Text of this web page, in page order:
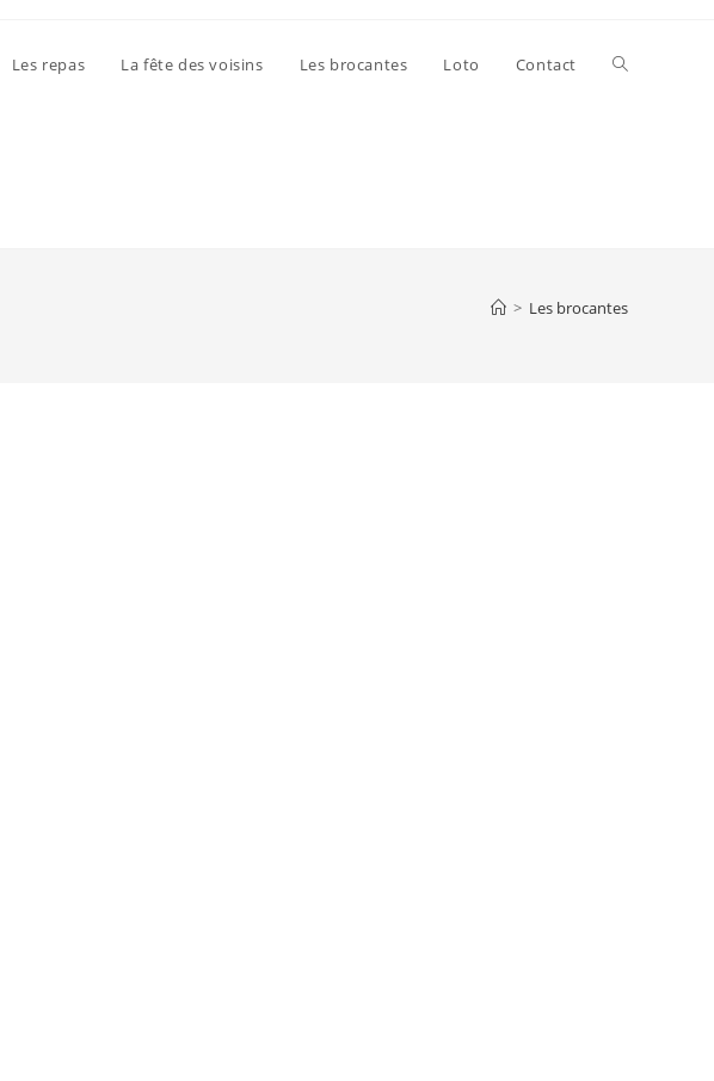
Les repas La fête des voisins Les brocantes Loto Contact
> Les brocantes